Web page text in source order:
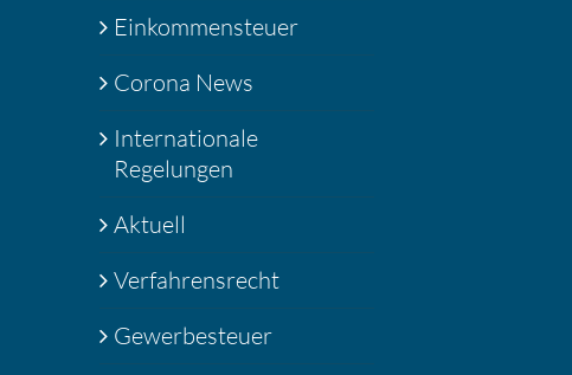
Einkommensteuer
Corona News
Internationale
Regelungen
Aktuell
Verfahrensrecht
Gewerbesteuer